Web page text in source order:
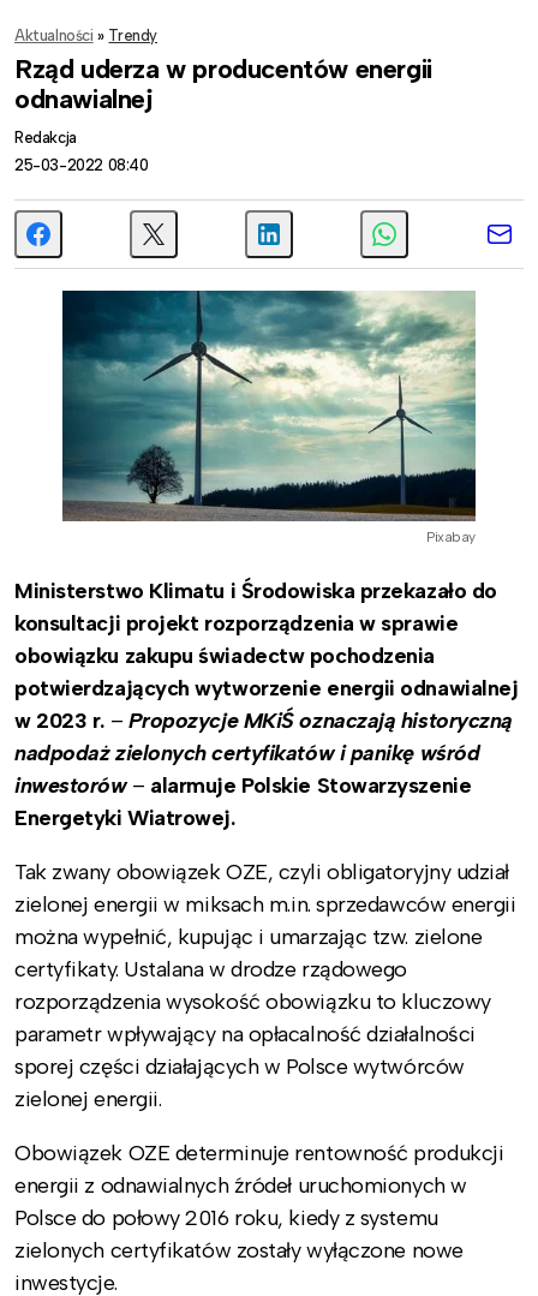
Aktualności » Trendy
Rząd uderza w producentów energii
odnawialnej
Redakcja
25-03-2022 08:40
Pixabay
Ministerstwo Klimatu i Środowiska przekazało do
konsultacji projekt rozporządzenia w sprawie
obowiązku zakupu świadectw pochodzenia
potwierdzających wytworzenie energii odnawialnej
w 2023 r.– Propozycje MKiŚ oznaczają historyczną
nadpodaż zielonych certyfikatów i panikę wśród
inwestorów– alarmuje Polskie Stowarzyszenie
Energetyki Wiatrowej.
Tak zwany obowiązek OZE, czyli obligatoryjny udział
zielonej energii w miksach m.in. sprzedawców energii
można wypełnić, kupując i umarzając tzw. zielone
certyfikaty. Ustalana w drodze rządowego
rozporządzenia wysokość obowiązku to kluczowy
parametr wpływający na opłacalność działalności
sporej części działających w Polsce wytwórców
zielonej energii.
Obowiązek OZE determinuje rentowność produkcji
energii z odnawialnych źródeł uruchomionych w
Polsce do połowy 2016 roku, kiedy z systemu
zielonych certyfikatów zostały wyłączone nowe
inwestycje.